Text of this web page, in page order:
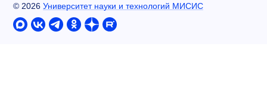
© 2026 Университет науки и технологий МИСИС